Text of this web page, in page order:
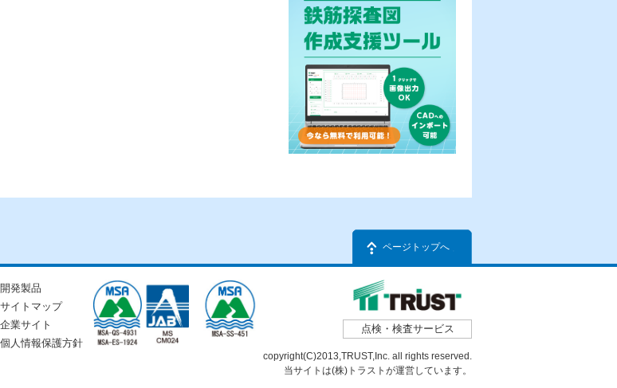
ページトップへ
開発製品
サイトマップ
企業サイト
個人情報保護方針
点検・検査サービス
copyright(C)2013,TRUST,Inc. all rights reserved.
当サイトは(株)トラストが運営しています。